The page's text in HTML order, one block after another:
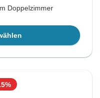
Doppelzimmer